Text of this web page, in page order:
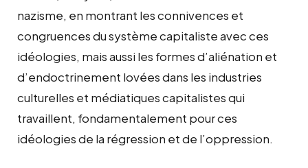
nazisme, en montrant les connivences et
congruences du système capitaliste avec ces
idéologies, mais aussi les formes d’aliénation et
d’endoctrinement lovées dans les industries
culturelles et médiatiques capitalistes qui
travaillent, fondamentalement pour ces
idéologies de la régression et de l’oppression.